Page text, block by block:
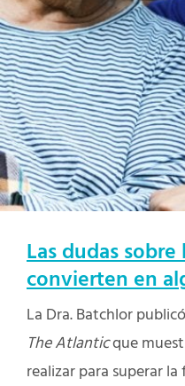
Las dudas sobre
convierten en
La Dra. Batchlor
The Atlanticque
realizar para superar